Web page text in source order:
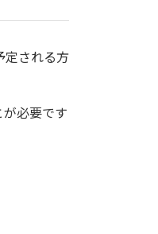
定される方
必要です